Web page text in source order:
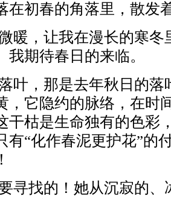
在初春的角落里，散发
暖，让我在漫长的寒冬
我期待春日的来临。
叶，那是去年秋日的落
，它隐约的脉络，在时
干枯是生命独有的色彩
有“化作春泥更护花”的
寻找的！她从沉寂的、